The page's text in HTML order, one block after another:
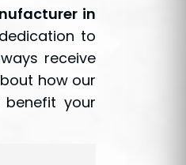
in
to
receive
how our
benefit your